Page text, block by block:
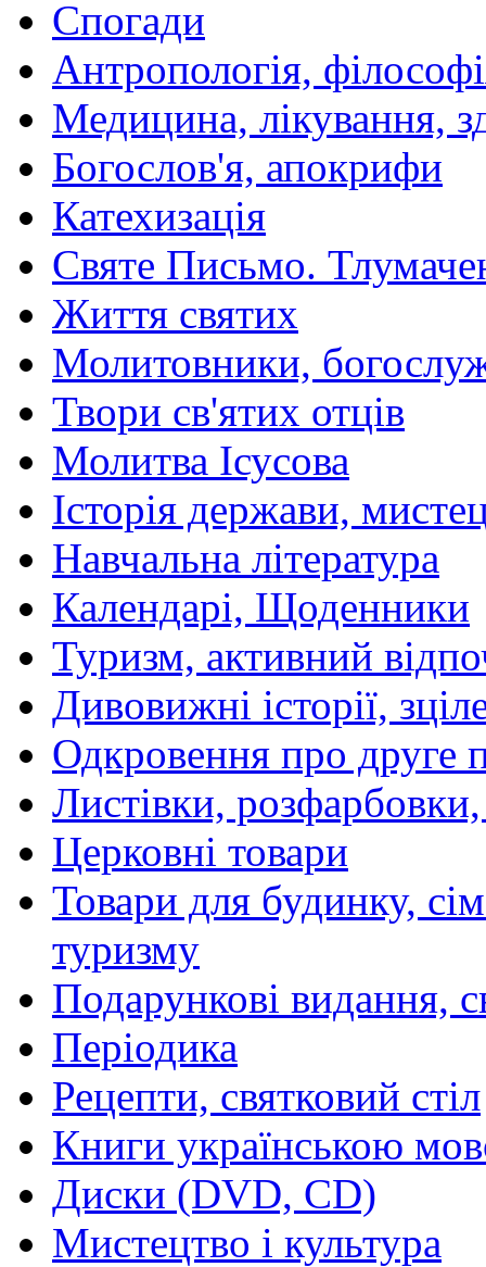
Спогади
Антропологія,
Медицина, лікування,
Богослов'я, апокрифи
Катехизація
Святе Письмо.
Життя святих
Молитовники,
Твори св'ятих отців
Молитва Ісусова
Історія держави,
Навчальна література
Календарі, Щоденники
Туризм, активний
Дивовижні історії,
Одкровення про друге
Листівки,
Церковні товари
Товари для будинку,
туризму
Подарункові видання,
Періодика
Рецепти, святковий стіл
Книги українською
Диски (DVD, CD)
Мистецтво і культура